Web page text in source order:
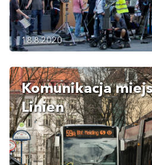
18.8.2020
Komunikacja
Linien